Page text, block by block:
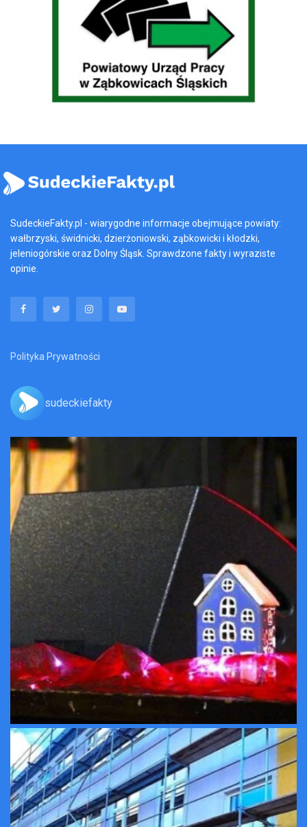
SudeckieFakty.pl - wiarygodne informacje obejmujące powiaty:
wałbrzyski, świdnicki, dzierżoniowski, ząbkowicki i kłodzki,
jeleniogórskie oraz Dolny Śląsk. Sprawdzone fakty i wyraziste
opinie.
Polityka Prywatności
sudeckiefakty